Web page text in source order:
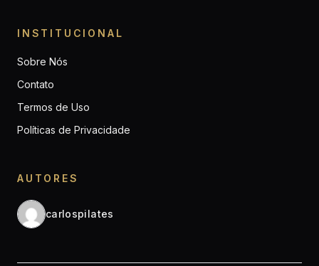
INSTITUCIONAL
Sobre Nós
Contato
Termos de Uso
Políticas de Privacidade
AUTORES
carlospilates